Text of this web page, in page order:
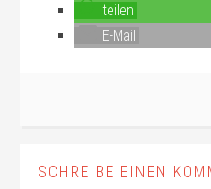
teilen
E-Mail
SCHREIBE EINEN